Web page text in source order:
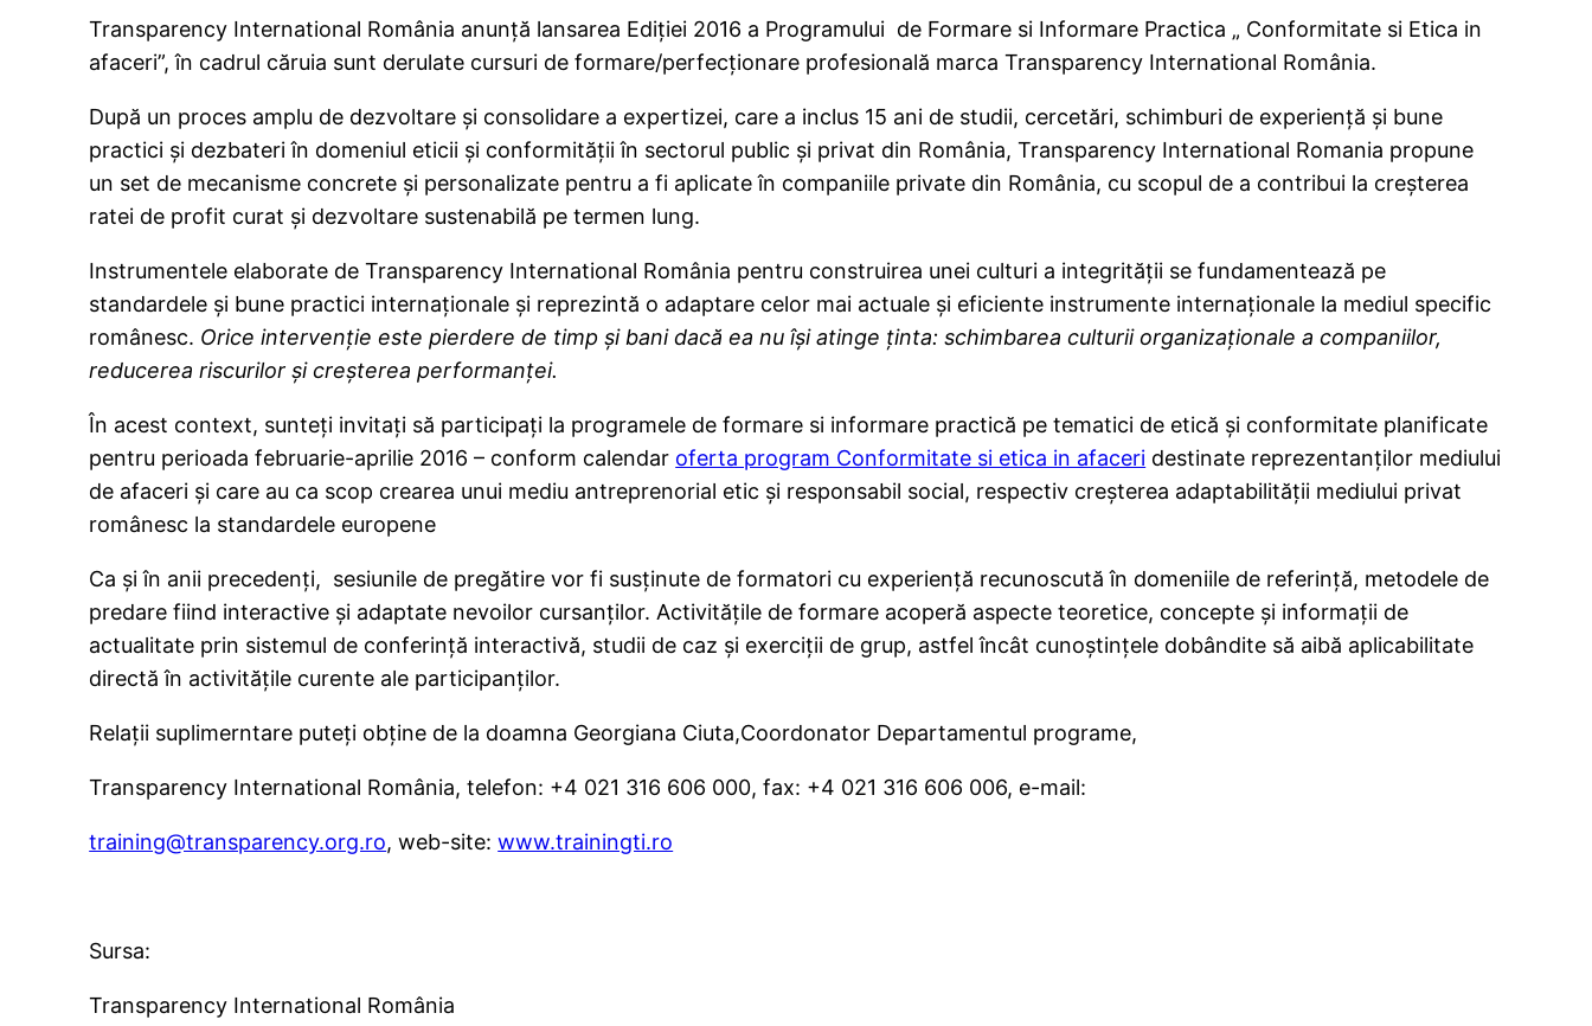
Transparency International România anunță lansarea Ediției 2016 a Programului de Formare si Informare Practica „ Conformitate si Etica in
afaceri”, în cadrul căruia sunt derulate cursuri de formare/perfecţionare profesională marca Transparency International România.
După un proces amplu de dezvoltare şi consolidare a expertizei, care a inclus 15 ani de studii, cercetări, schimburi de experienţă şi bune
practici şi dezbateri în domeniul eticii şi conformităţii în sectorul public şi privat din România, Transparency International Romania propune
un set de mecanisme concrete şi personalizate pentru a fi aplicate în companiile private din România, cu scopul de a contribui la creşterea
ratei de profit curat şi dezvoltare sustenabilă pe termen lung.
Instrumentele elaborate de Transparency International România pentru construirea unei culturi a integrităţii se fundamentează pe
standardele şi bune practici internaţionale şi reprezintă o adaptare celor mai actuale şi eficiente instrumente internaţionale la mediul specific
românesc. Orice intervenţie este pierdere de timp şi bani dacă ea nu îşi atinge ţinta: schimbarea culturii organizaţionale a companiilor,
reducerea riscurilor şi creşterea performanţei.
În acest context, sunteți invitați să participați la programele de formare si informare practică pe tematici de etică şi conformitate planificate
pentru perioada februarie-aprilie 2016 – conform calendar oferta program Conformitate si etica in afaceri destinate reprezentanților mediului
de afaceri și care au ca scop crearea unui mediu antreprenorial etic şi responsabil social, respectiv creșterea adaptabilității mediului privat
românesc la standardele europene
Ca și în anii precedenți, sesiunile de pregătire vor fi susţinute de formatori cu experienţă recunoscută în domeniile de referinţă, metodele de
predare fiind interactive și adaptate nevoilor cursanților. Activităţile de formare acoperă aspecte teoretice, concepte şi informaţii de
actualitate prin sistemul de conferinţă interactivă, studii de caz şi exerciţii de grup, astfel încât cunoștințele dobândite să aibă aplicabilitate
directă în activităţile curente ale participanţilor.
Relații suplimerntare puteți obține de la doamna Georgiana Ciuta,Coordonator Departamentul programe,
Transparency International România, telefon: +4 021 316 606 000, fax: +4 021 316 606 006, e-mail:
training@transparency.org.ro, web-site:www.trainingti.ro
Sursa:
Transparency International România